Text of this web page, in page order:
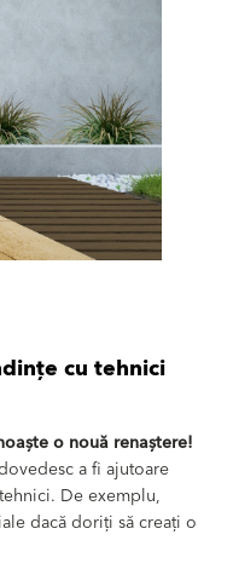
cu tehnici
o nouă renaștere!
a fi ajutoare
De exemplu,
dacă doriți să creați o